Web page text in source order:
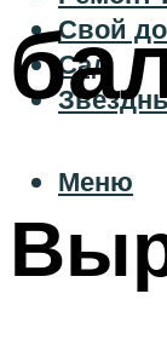
Свой
Сад
Меню